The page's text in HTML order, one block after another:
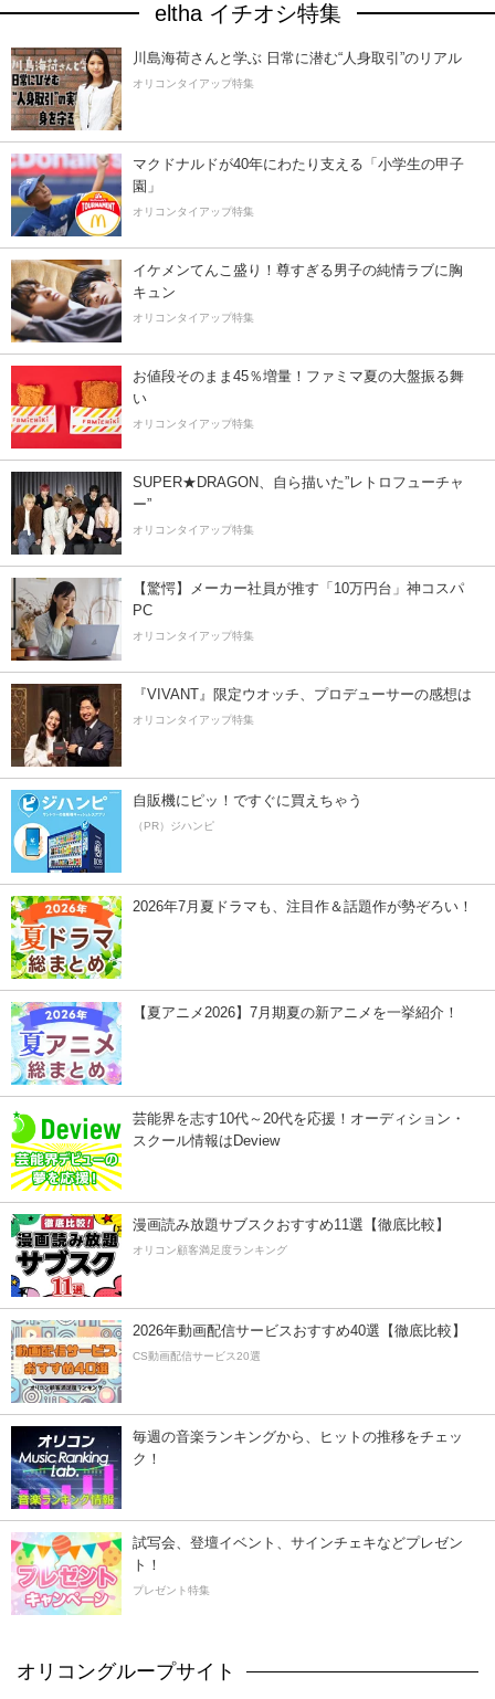
eltha イチオシ特集
川島海荷さんと学ぶ 日常に潜む“人身取引”のリアル
オリコンタイアップ特集
マクドナルドが40年にわたり支える「小学生の甲子
園」
オリコンタイアップ特集
イケメンてんこ盛り！尊すぎる男子の純情ラブに胸
キュン
オリコンタイアップ特集
お値段そのまま45％増量！ファミマ夏の大盤振る舞
い
オリコンタイアップ特集
SUPER★DRAGON、自ら描いた”レトロフューチャ
ー”
オリコンタイアップ特集
【驚愕】メーカー社員が推す「10万円台」神コスパ
PC
オリコンタイアップ特集
『VIVANT』限定ウオッチ、プロデューサーの感想は
オリコンタイアップ特集
自販機にピッ！ですぐに買えちゃう
（PR）ジハンピ
2026年7月夏ドラマも、注目作＆話題作が勢ぞろい！
【夏アニメ2026】7月期夏の新アニメを一挙紹介！
芸能界を志す10代～20代を応援！オーディション・
スクール情報はDeview
漫画読み放題サブスクおすすめ11選【徹底比較】
オリコン顧客満足度ランキング
2026年動画配信サービスおすすめ40選【徹底比較】
CS動画配信サービス20選
毎週の音楽ランキングから、ヒットの推移をチェッ
ク！
試写会、登壇イベント、サインチェキなどプレゼン
ト！
プレゼント特集
オリコングループサイト